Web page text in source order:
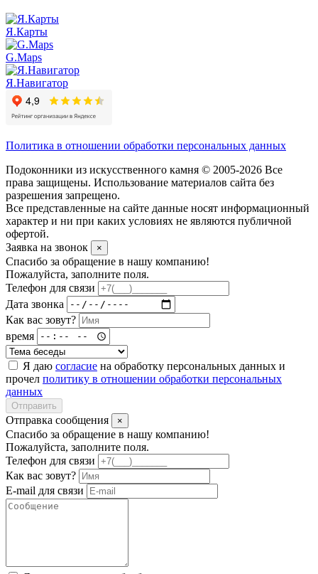
Я.Карты
G.Maps
Я.Навигатор
Политика в отношении обработки персональных данных
Подоконники из искусственного камня © 2005-2026 Все
права защищены. Использование материалов сайта без
разрешения запрещено.
Все представленные на сайте данные носят информационный
характер и ни при каких условиях не являются публичной
офертой.
Заявка на звонок
×
Спасибо за обращение в нашу компанию!
Пожалуйста, заполните поля.
Телефон для связи
Дата звонка
Как вас зовут?
время
Я даю согласие на обработку персональных данных и
прочел политику в отношении обработки персональных
данных
Отправить
Отправка сообщения ×
Спасибо за обращение в нашу компанию!
Пожалуйста, заполните поля.
Телефон для связи
Как вас зовут?
E-mail для связи